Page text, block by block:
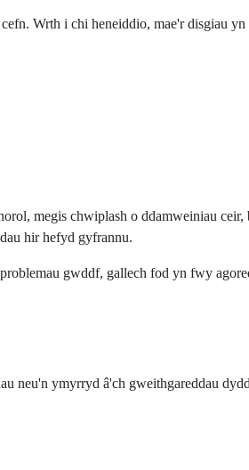
Wrth i chi heneiddio, mae'r disgiau
megis chwiplash o ddamweiniau
hir hefyd gyfrannu.
gwddf, gallech fod yn fwy
neu'n ymyrryd â'ch gweithgareddau